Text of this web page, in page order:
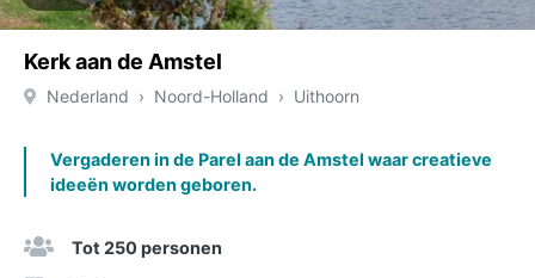
Kerk aan de Amstel
Nederland Noord-Holland Uithoorn
Vergaderen in de Parel aan de Amstel waar creatieve
ideeën worden geboren.
Tot 250 personen